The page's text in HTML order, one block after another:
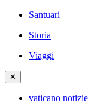
Santuari
Storia
Viaggi
✕
vaticano notizie